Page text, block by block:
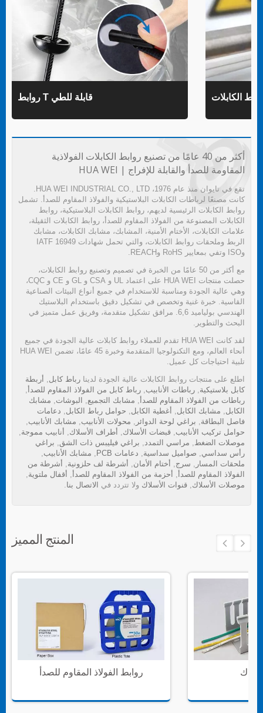
روابط T قابلة للطي
أكثر من 40 عامًا من تصنيع روابط الكابلات الفولاذية
المقاومة للصدأ والقابلة للإفراج | HUA WEI
تقع في تايوان منذ عام 1976، HUA WEI INDUSTRIAL CO., LTD.
كانت مصنعًا لرباطات الكابلات البلاستيكية والفولاذ المقاوم للصدأ. تشمل
روابط الكابلات الرئيسية لديهم، روابط الكابلات البلاستيكية، روابط
الكابلات المصنوعة من الفولاذ المقاوم للصدأ، روابط الكابلات الثقيلة،
علامات الكابلات، الأختام الأمنية، المشابك، مشابك الكابلات، مشابك
الربط وملحقات روابط الكابلات، والتي تحمل شهادات IATF 16949
وISO وتفي بمعايير RoHS وREACH.
مع أكثر من 50 عامًا من الخبرة في تصميم وتصنيع روابط الكابلات،
حصلت منتجات HUA WEI على اعتماد UL و CSA و GL و CE و CQC،
وهي عالية الجودة ومناسبة للاستخدام في جميع أنواع البيئات الصناعية
القاسية. خبرة غنية وتخصص في تشكيل دقيق باستخدام البلاستيك
الهندسي بولياميد 6,6. مرافق تشكيل متقدمة، وفريق عمل متميز في
البحث والتطوير.
لقد كانت HUA WEI تقدم للعملاء روابط كابلات عالية الجودة في جميع
أنحاء العالم، ومع التكنولوجيا المتقدمة وخبرة 45 عامًا، تضمن HUA WEI
تلبية احتياجات كل عميل.
اطلع على منتجات روابط الكابلات عالية الجودة لدينا رباط كابل , أربطة
كابل بلاستيكية, رباطات الأنابيب, رباط كابل من الفولاذ المقاوم للصدأ,
رباطات من الفولاذ المقاوم للصدأ, مشابك التجميع, البوشات, مشابك
الكابل , مشابك الكابل , أغطية الكابل , حوامل رباط الكابل , دعامات
فاصل البطاقة, براغي لوحة الدوائر, محولات الأنابيب, مشابك الأنابيب,
حوامل تركيب الأنابيب, قبضات الأسلاك, أطراف الأسلاك, أنابيب مموجة,
موصلات الضغط, مراسي التمدد, براغي فيليبس ذات الشق , براغي
رأس سداسي , صواميل سداسية, دعامات PCB , مشابك الأنابيب,
ملحقات المسار, سرج, أختام الأمان, أشرطة لف حلزونية, أشرطة من
الفولاذ المقاوم للصدأ, أحزمة من الفولاذ المقاوم للصدأ, أقفال ملتوية,
موصلات الأسلاك, قنوات الأسلاكولا تتردد في الاتصال بنا.
المنتج المميز
روابط الفولاذ المقاوم للصدأ